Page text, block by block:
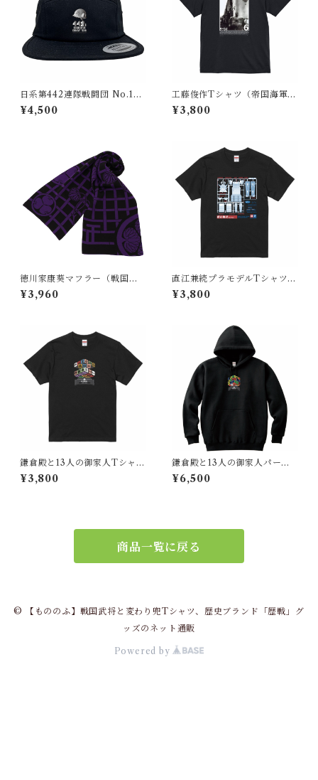
日系第442連隊戦闘団 No.1
【現代 米国】キャップ
¥4,500
工藤俊作Tシャツ（帝国海軍
日本）
¥3,800
徳川家康葵マフラー（戦国時
代 日本）紫
¥3,960
直江兼続プラモデルTシャツ
(戦国時代 日本）
¥3,800
鎌倉殿と13人の御家人Tシャツ
（鎌倉時代 日本）回転和色V
er.
¥3,800
鎌倉殿と13人の御家人パーカ
ー（鎌倉時代 日本）６色Ve
r.
¥6,500
商品一覧に戻る
© 【もののふ】戦国武将と変わり兜Tシャツ、歴史ブランド「歴戦」グ
ッズのネット通販
Powered by